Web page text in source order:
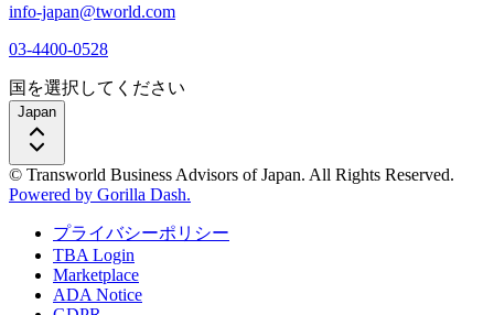
info-japan@tworld.com
03-4400-0528
国を選択してください
Japan
© Transworld Business Advisors of Japan. All Rights Reserved.
Powered by Gorilla Dash.
プライバシーポリシー
TBA Login
Marketplace
ADA Notice